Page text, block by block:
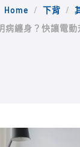
Home 下背
病纏身？快讓電